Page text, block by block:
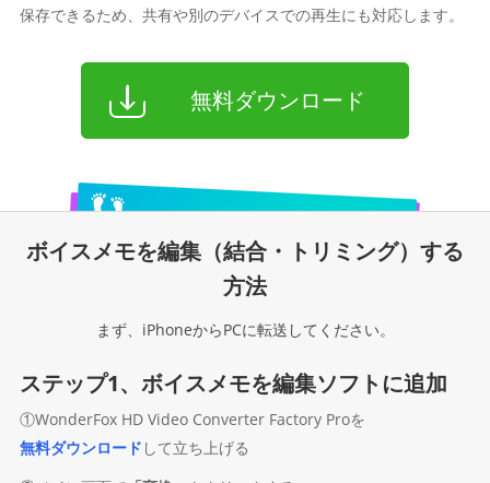
保存できるため、共有や別のデバイスでの再生にも対応します。
無料ダウンロード
ボイスメモを編集（結合・トリミング）する
方法
まず、iPhoneからPCに転送してください。
ステップ1、ボイスメモを編集ソフトに追加
①WonderFox HD Video Converter Factory Proを
無料ダウンロード して立ち上げる